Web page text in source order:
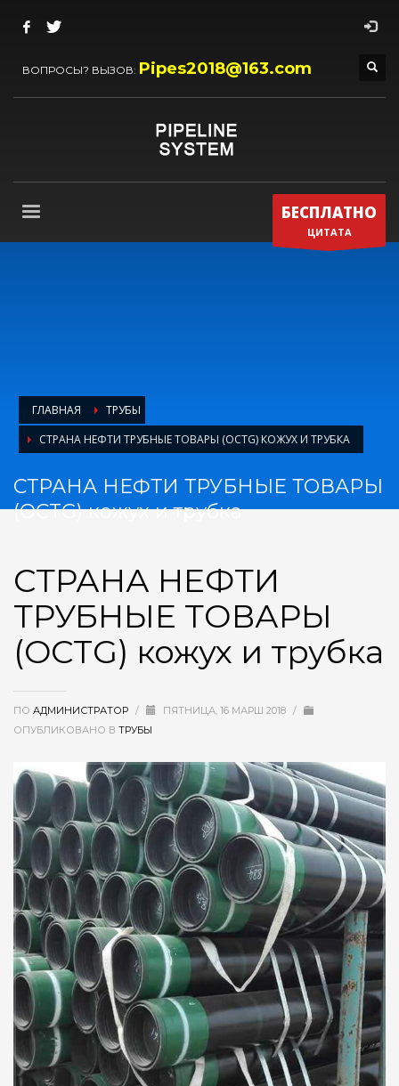
ВОПРОСЫ? ВЫЗОВ: Pipes2018@163.com
БЕСПЛАТНО
ЦИТАТА
ГЛАВНАЯ
ТРУБЫ
СТРАНА НЕФТИ ТРУБНЫЕ ТОВАРЫ (OCTG) КОЖУХ И ТРУБКА
СТРАНА НЕФТИ ТРУБНЫЕ ТОВАРЫ
(OCTG) кожух и трубка
СТРАНА НЕФТИ
ТРУБНЫЕ ТОВАРЫ
(OCTG) кожух и трубка
ПО АДМИНИСТРАТОР / ПЯТНИЦА, 16 МАРШ 2018 /
ОПУБЛИКОВАНО В ТРУБЫ